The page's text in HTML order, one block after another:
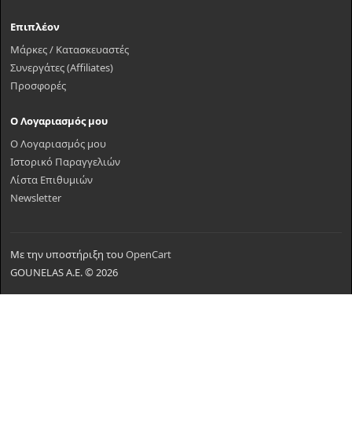
Επιπλέον
Μάρκες / Κατασκευαστές
Συνεργάτες (Affiliates)
Προσφορές
Ο Λογαριασμός μου
Ο Λογαριασμός μου
Ιστορικό Παραγγελιών
Λίστα Επιθυμιών
Newsletter
Με την υποστήριξη τουOpenCart
GOUNELAS A.E. © 2026